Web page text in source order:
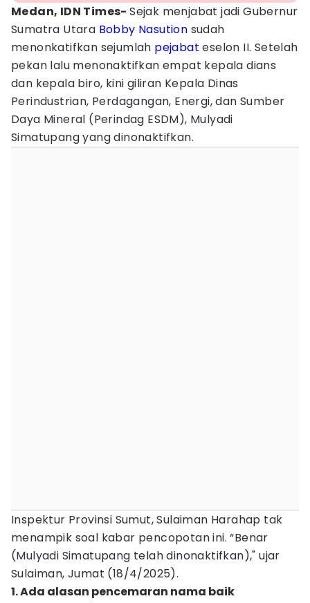
Medan, IDN Times-Sejak menjabat jadi Gubernur
Sumatra Utara Bobby Nasution sudah
menonkatifkan sejumlah pejabat eselon II. Setelah
pekan lalu menonaktifkan empat kepala dians
dan kepala biro, kini giliran Kepala Dinas
Perindustrian, Perdagangan, Energi, dan Sumber
Daya Mineral (Perindag ESDM), Mulyadi
Simatupang yang dinonaktifkan.
Inspektur Provinsi Sumut, Sulaiman Harahap tak
menampik soal kabar pencopotan ini. “Benar
(Mulyadi Simatupang telah dinonaktifkan)," ujar
Sulaiman, Jumat (18/4/2025).
1. Ada alasan pencemaran nama baik